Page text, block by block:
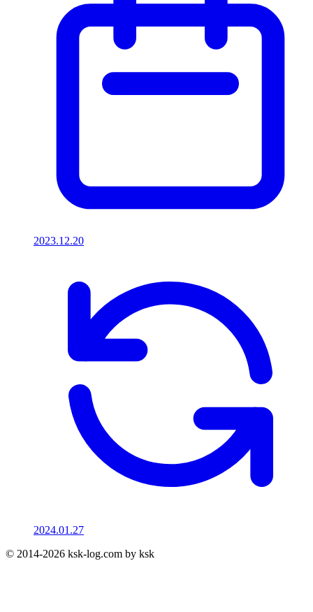
2023.12.20
2024.01.27
© 2014-2026 ksk-log.com by ksk